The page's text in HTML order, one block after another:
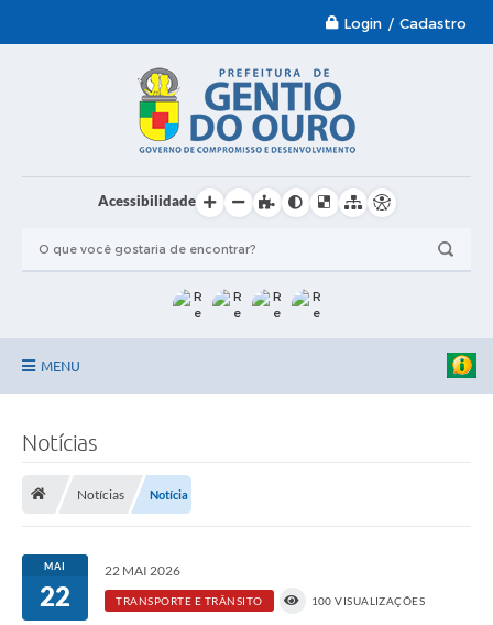
Login / Cadastro
Acessibilidade
MENU
Nossa Cidade
Contato
Notícias
Notícias Notícia
MAI
22
22 MAI 2026
TRANSPORTE E TRÂNSITO 100 VISUALIZAÇÕES